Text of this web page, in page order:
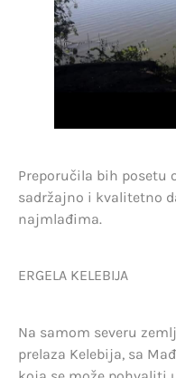
Preporučila bih posetu
sadržajno i kvalitetno
najmlađima.
ERGELA KELEBIJA
Na samom severu
prelaza Kelebija, sa